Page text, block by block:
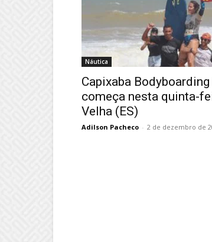
Náutica
Capixaba
começa nesta quinta-
Velha (ES)
Adilson Pacheco - 2 de dezembro de